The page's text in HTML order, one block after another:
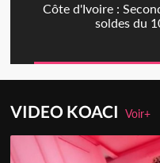
Côte d'Ivoire :
soldes du
VIDEO KOACIVoir+